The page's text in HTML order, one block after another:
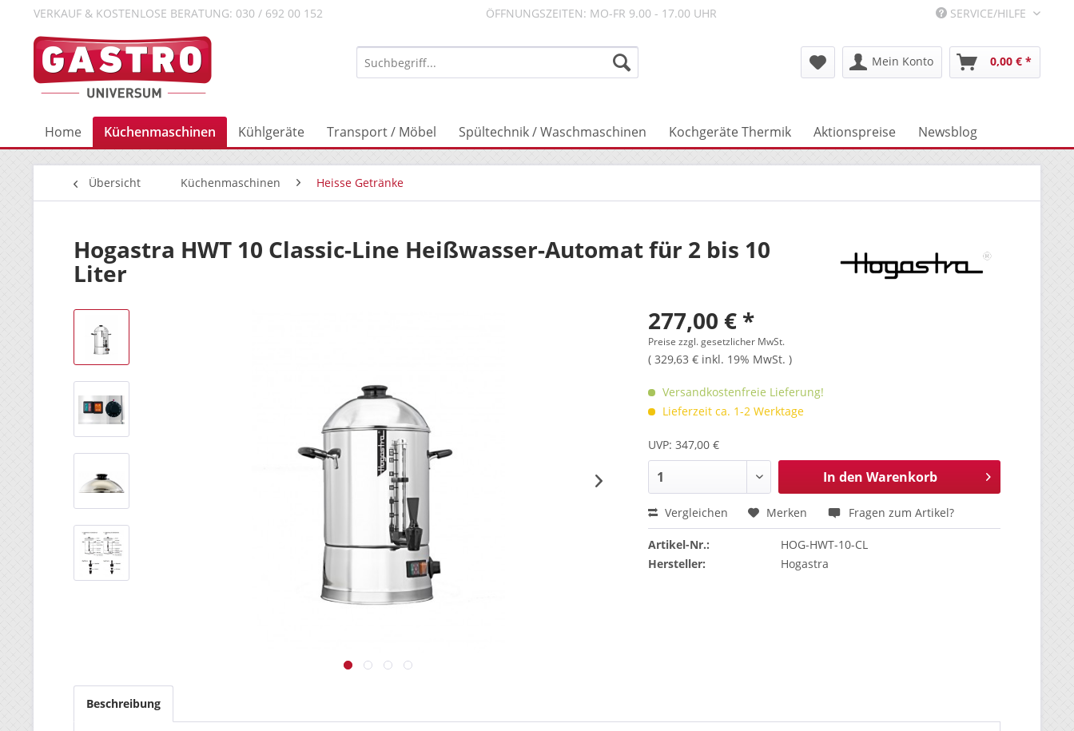
VERKAUF & KOSTENLOSE BERATUNG: 030 / 692 00 152 ÖFFNUNGSZEITEN: MO-FR 9.00 - 17.00 UHR SERVICE/HILFE
Mein Konto 0,00 € *
Home Küchenmaschinen Kühlgeräte Transport / Möbel Spültechnik / Waschmaschinen Kochgeräte Thermik Aktionspreise Newsblog
Übersicht Küchenmaschinen Heisse Getränke
Hogastra HWT 10 Classic-Line Heißwasser-Automat für 2 bis 10
Liter
277,00 € *
Preise zzgl. gesetzlicher MwSt.
( 329,63 € inkl. 19% MwSt. )
Versandkostenfreie Lieferung!
Lieferzeit ca. 1-2 Werktage
UVP: 347,00 €
In den Warenkorb
Vergleichen Merken Fragen zum Artikel?
Artikel-Nr.:
HOG-HWT-10-CL
Hersteller:
Hogastra
Beschreibung